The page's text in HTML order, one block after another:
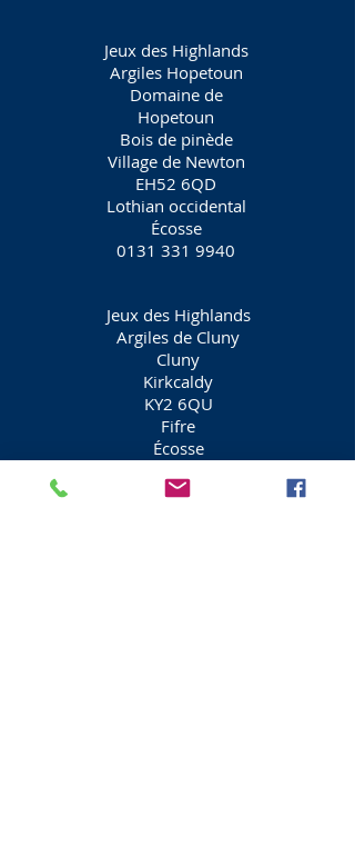
Jeux des Highlands
Argiles Hopetoun
Domaine de
Hopetoun
Bois de pinède
Village de Newton
EH52 6QD
Lothian occidental
Écosse
0131 331 9940
Jeux des Highlands
Argiles de Cluny
Cluny
Kirkcaldy
KY2 6QU
Fifre
Écosse